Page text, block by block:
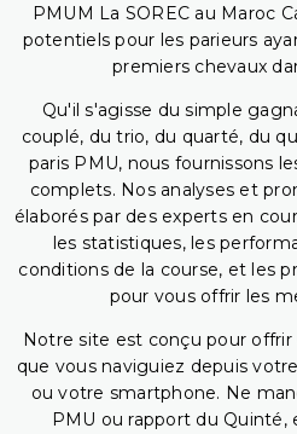
PMUM La SOREC au Maroc
potentiels pour les parieurs
premiers chevaux
Qu'il s'agisse du simple
couplé, du trio, du quarté, du
paris PMU, nous fournissons
complets. Nos analyses et
élaborés par des experts en
les statistiques, les
conditions de la course, et les
pour vous offrir les
Notre site est conçu pour
que vous naviguiez depuis
ou votre smartphone. Ne
PMU ou rapport du